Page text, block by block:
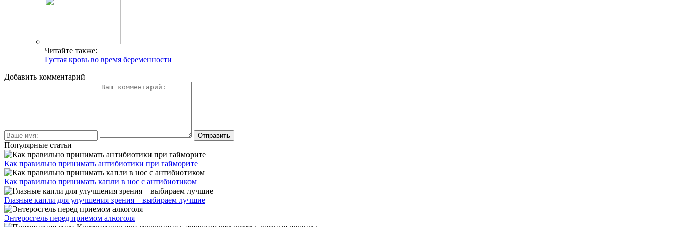
Читайте также:
Густая кровь во время беременности
Добавить комментарий
Популярные статьи
Как правильно принимать антибиотики при гайморите
Как правильно принимать капли в нос с антибиотиком
Глазные капли для улучшения зрения – выбираем лучшие
Энтеросгель перед приемом алкоголя